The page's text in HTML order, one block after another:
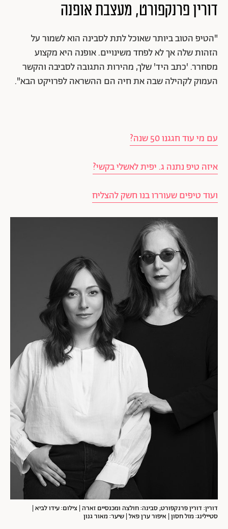
דורין פרנקפורט, מעצבת אופנה
"הטיפ הטוב ביותר שאוכל לתת לסבינה הוא לשמור על
הזהות שלה אך לא לפחד משינויים. אופנה היא מקצוע
מסחרר. 'כתב היד' שלך, מהירות התגובה לסביבה והקשר
העמוק לקהילה שבה את חיה הם ההשראה לפרויקט הבא".
עם מי עוד חגגנו 50 שנה?
איזה טיפ נתנה ג. יפית לאשלי בקשי?
ועוד טיפים שעוררו בנו חשק להצליח
דורין: דורין פרנקפורט; סבינה: חולצה ומכנסיים זארה | צילום: עידו לביא |
סטיילינג: מזל חסון | איפור ערן פאל | שיער: מאור גנון